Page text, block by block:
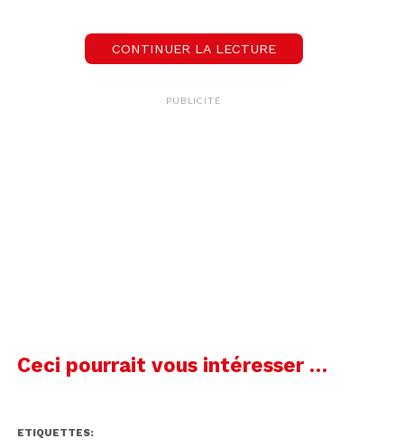
CONTINUER LA LECTURE
PUBLICITÉ
Ceci pourrait vous intéresser …
ETIQUETTES: